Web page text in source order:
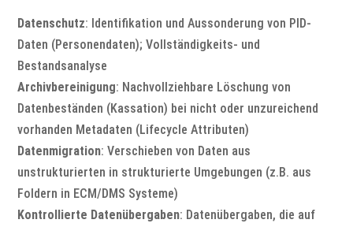
Datenschutz: Identifikation und Aussonderung von PID-
Daten (Personendaten); Vollständigkeits- und
Bestandsanalyse
Archivbereinigung: Nachvollziehbare Löschung von
Datenbeständen (Kassation) bei nicht oder unzureichend
vorhanden Metadaten (Lifecycle Attributen)
Datenmigration: Verschieben von Daten aus
unstrukturierten in strukturierte Umgebungen (z.B. aus
Foldern in ECM/DMS Systeme)
Kontrollierte Datenübergaben: Datenübergaben, die auf